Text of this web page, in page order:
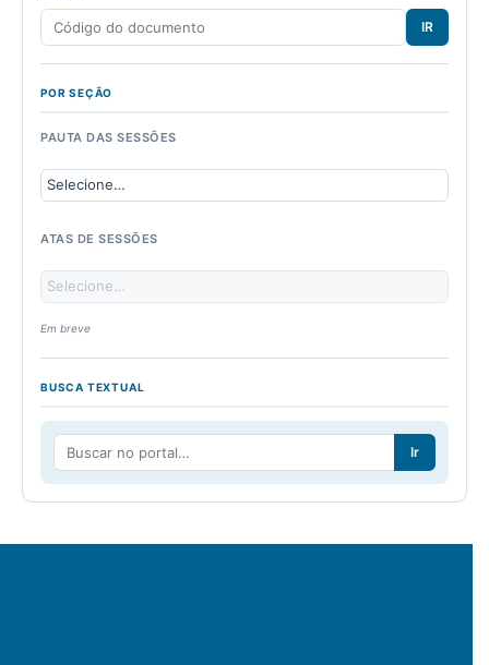
IR
POR SEÇÃO
PAUTA DAS SESSÕES
ATAS DE SESSÕES
Em breve
BUSCA TEXTUAL
Ir